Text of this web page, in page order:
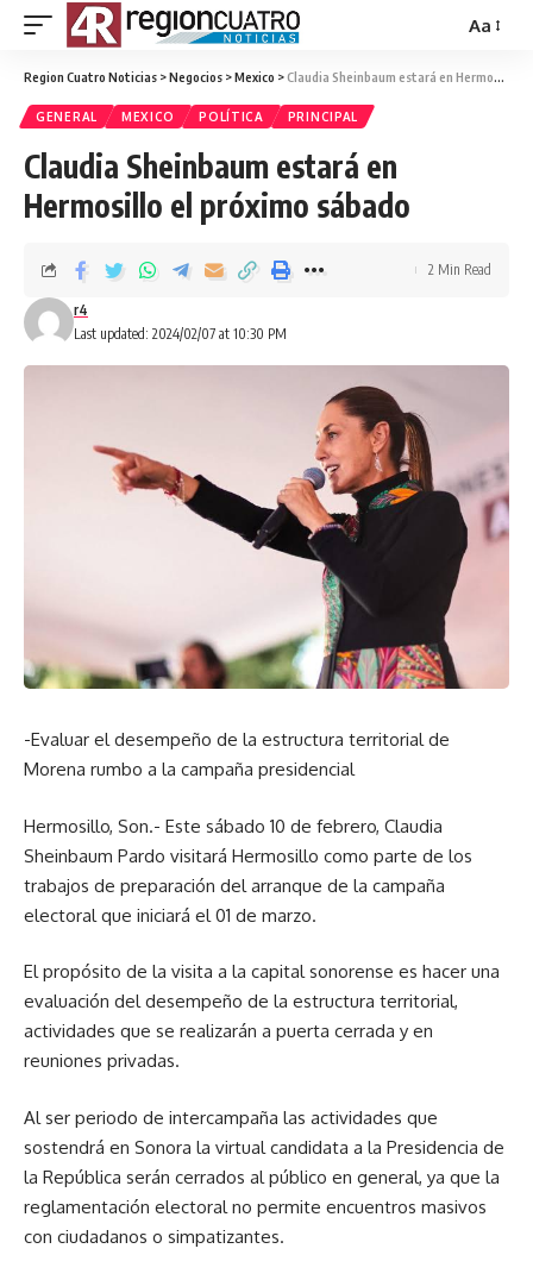
Aa
Region Cuatro Noticias >Negocios >Mexico >Claudia Sheinbaum estará en Hermosillo el próximo sábado
GENERAL MEXICO POLÍTICA PRINCIPAL
Claudia Sheinbaum estará en
Hermosillo el próximo sábado
Last updated: 2024/02/07 at 10:30 PM
r4
2 Min Read
-Evaluar el desempeño de la estructura territorial de
Morena rumbo a la campaña presidencial
Hermosillo, Son.- Este sábado 10 de febrero, Claudia
Sheinbaum Pardo visitará Hermosillo como parte de los
trabajos de preparación del arranque de la campaña
electoral que iniciará el 01 de marzo.
El propósito de la visita a la capital sonorense es hacer una
evaluación del desempeño de la estructura territorial,
actividades que se realizarán a puerta cerrada y en
reuniones privadas.
Al ser periodo de intercampaña las actividades que
sostendrá en Sonora la virtual candidata a la Presidencia de
la República serán cerrados al público en general, ya que la
reglamentación electoral no permite encuentros masivos
con ciudadanos o simpatizantes.